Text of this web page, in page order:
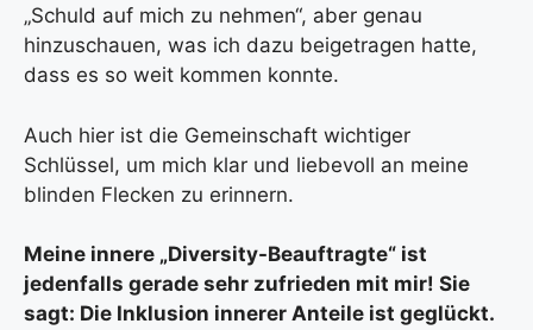
„Schuld auf mich zu nehmen“, aber genau
hinzuschauen, was ich dazu beigetragen hatte,
dass es so weit kommen konnte.
Auch hier ist die Gemeinschaft wichtiger
Schlüssel, um mich klar und liebevoll an meine
blinden Flecken zu erinnern.
Meine innere „Diversity-Beauftragte“ ist
jedenfalls gerade sehr zufrieden mit mir! Sie
sagt: Die Inklusion innerer Anteile ist geglückt.